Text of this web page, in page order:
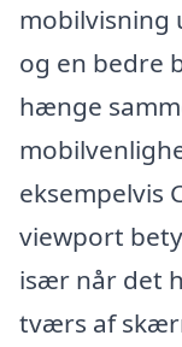
mobilvisning
og en bedre
hænge
eksempelvis
viewport
især når det
tværs af